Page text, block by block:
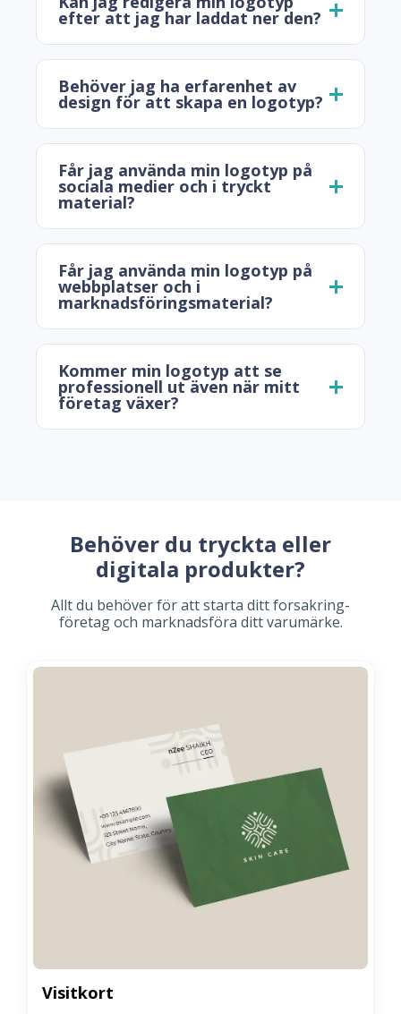
efter att jag har laddat ner den?
Behöver jag ha erfarenhet av
design för att skapa en logotyp?
Får jag använda min logotyp på
sociala medier och i tryckt
material?
Får jag använda min logotyp på
webbplatser och i
marknadsföringsmaterial?
Kommer min logotyp att se
professionell ut även när mitt
företag växer?
Behöver du tryckta eller
digitala produkter?
Allt du behöver för att starta ditt forsakring-
företag och marknadsföra ditt varumärke.
Visitkort